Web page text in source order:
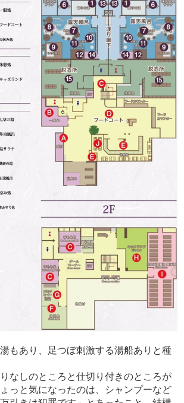
もあり、足つぼ刺激する湯船ありと種
なしのところと仕切り付きのところが
っと気になったのは、シャンプーなど